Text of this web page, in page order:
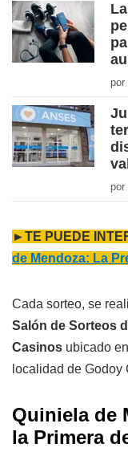
►TE PUEDE
de Mendoza: La
Cada sorteo, se
Salón de Sorteos
Casinos ubicado
localidad de Godoy
Quiniela de
la Primera